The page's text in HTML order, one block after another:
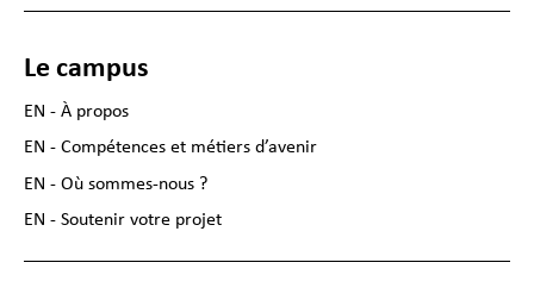
Le campus
EN - À propos
EN - Compétences et métiers d’avenir
EN - Où sommes-nous ?
EN - Soutenir votre projet